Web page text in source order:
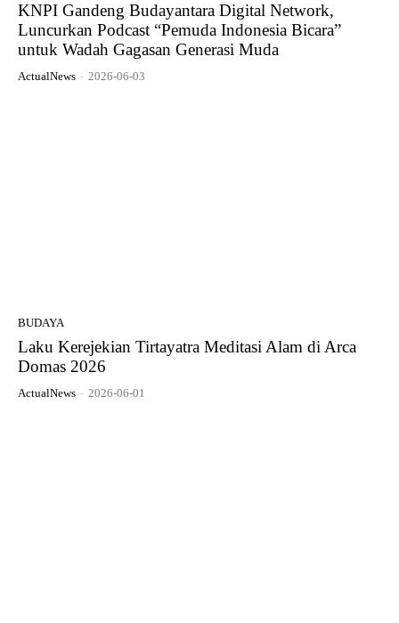
KNPI Gandeng Budayantara Digital Network,
Luncurkan Podcast “Pemuda Indonesia Bicara”
untuk Wadah Gagasan Generasi Muda
ActualNews - 2026-06-03
BUDAYA
Laku Kerejekian Tirtayatra Meditasi Alam di Arca
Domas 2026
ActualNews - 2026-06-01